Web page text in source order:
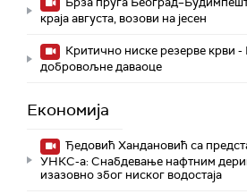
краја августа, возови на јесен
Критично ниске резерве крви -
добровољне даваоце
Економија
Ђедовић Хандановић са
УНКС-а: Снабдевање нафтним
изазовно због ниског водостаја